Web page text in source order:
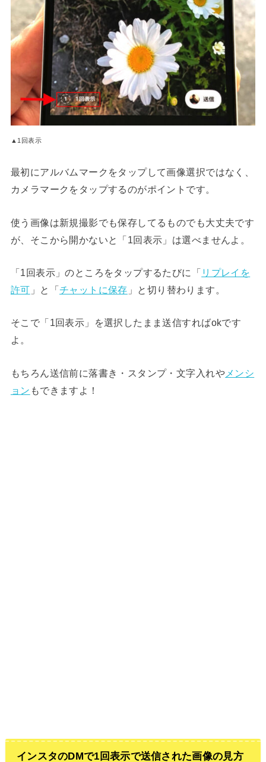
▲1回表示
最初にアルバムマークをタップして画像選択ではなく、
カメラマークをタップするのがポイントです。
使う画像は新規撮影でも保存してるものでも大丈夫です
が、そこから開かないと「1回表示」は選べませんよ。
「1回表示」のところをタップするたびに「 リプレイを
許可 」と「チャットに保存 」と切り替わります。
そこで「1回表示」を選択したまま送信すればokです
よ。
もちろん送信前に落書き・スタンプ・文字入れやメンシ
ョン もできますよ！
インスタのDMで1回表示で送信された画像の見方